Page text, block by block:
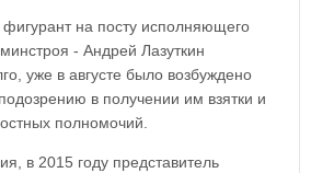
на посту исполняющего
- Андрей Лазуткин
уже в августе было возбуждено
в получении им взятки и
полномочий.
в 2015 году представитель